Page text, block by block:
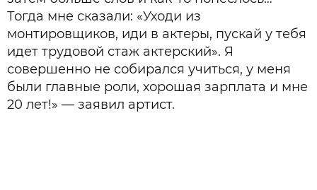
Тогда мне сказали: «Уходи из
монтировщиков, иди в актеры, пускай у тебя
идет трудовой стаж актерский». Я
совершенно не собирался учиться, у меня
были главные роли, хорошая зарплата и мне
20 лет!» — заявил артист.